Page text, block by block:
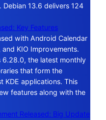
13.6 delivers 124
Key Features
with Android Calendar
KIO Improvements.
6.28.0, the latest monthly
that form the
KDE applications. This
features along with the
Released: Big Update